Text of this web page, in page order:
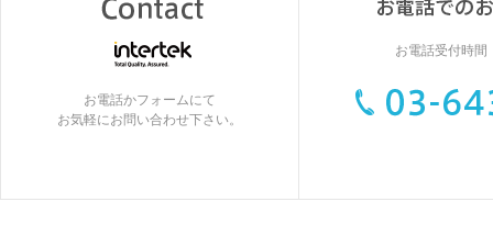
お電話かフォームにて
お気軽にお問い合わせ下さい。
お電話受付時間